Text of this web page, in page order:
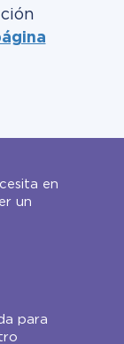
en
un
para